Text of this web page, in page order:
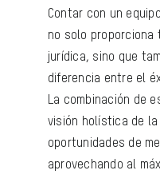
Contar con un
no solo proporciona
jurídica, sino que
diferencia entre el
La combinación de
visión holística de
oportunidades de
aprovechando al